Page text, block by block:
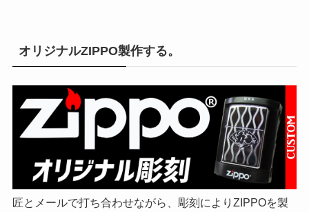
オリジナルZIPPO製作する。
匠とメールで打ち合わせながら、彫刻によりZIPPOを製